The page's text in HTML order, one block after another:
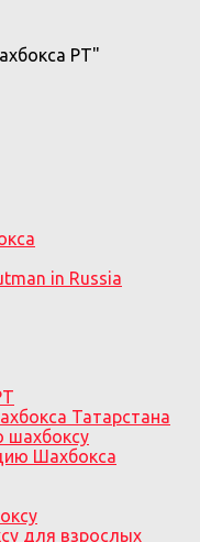
РТ"
in Russia
Татарстана
шахбоксу
Шахбокса
для взрослых